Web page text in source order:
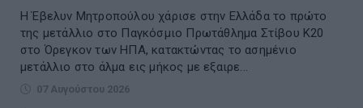
Η Έβελυν Μητροπούλου χάρισε στην Ελλάδα το πρώτο
της μετάλλιο στο Παγκόσμιο Πρωτάθλημα Στίβου Κ20
στο Όρεγκον των ΗΠΑ, κατακτώντας το ασημένιο
μετάλλιο στο άλμα εις μήκος με εξαιρε...
07 Αυγούστου 2026